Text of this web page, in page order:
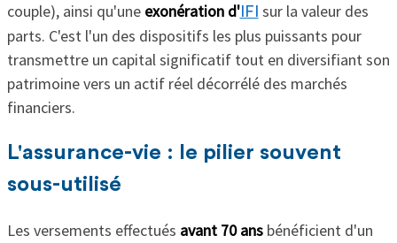
couple), ainsi qu'une exonération d'IFI sur la valeur des
parts. C'est l'un des dispositifs les plus puissants pour
transmettre un capital significatif tout en diversifiant son
patrimoine vers un actif réel décorrélé des marchés
financiers.
L'assurance-vie : le pilier souvent
sous-utilisé
Les versements effectués avant 70 ans bénéficient d'un